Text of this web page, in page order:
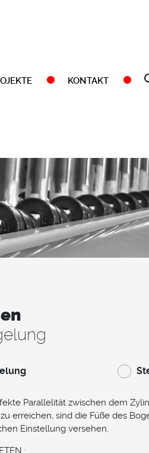
KONTAKT
Parallelität zwischen dem
erreichen, sind die Füße des
Einstellung versehen.
: